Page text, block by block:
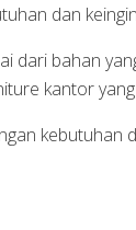
dan
bahan
kantor
kebutuhan